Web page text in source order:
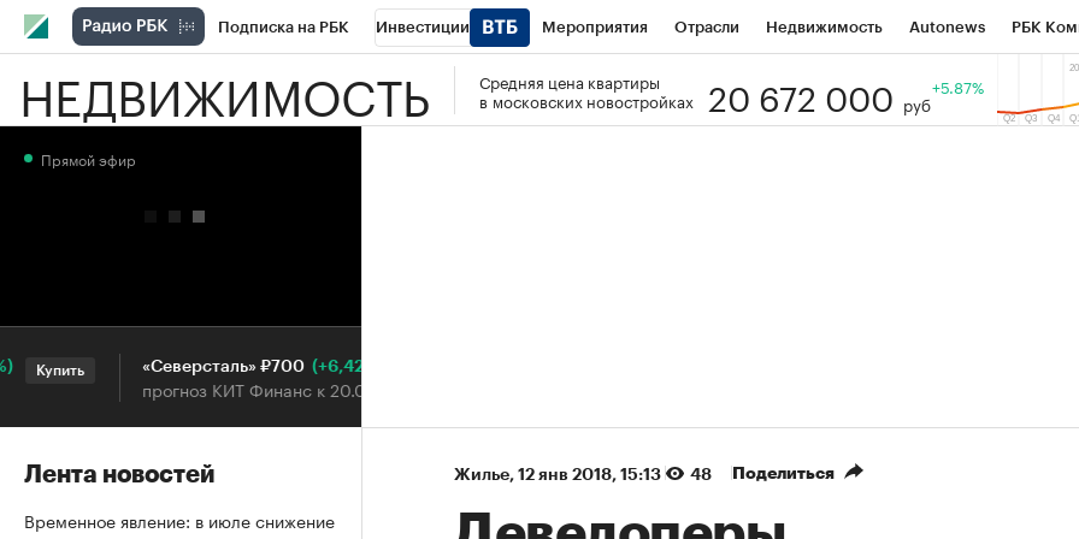
Подписка на РБК Инвестиции Мероприятия Отрасли Недвижимость Autonews РБК
РБК Вино Спорт Школа управления РБК РБК Образование Тренды
НЕДВИЖИМОСТЬ
Средняя цена квартиры
в московских новостройках
20 672 000 руб
+5.87%
Жилье⁠, 12 янв 2018, 15:13 48 Поделиться
Прямой эфир
Купить «Северсталь» ₽700 (+6,42%)
прогноз КИТ Финанс к 20.07.27
Лента новостей
Временное явление: в июле снижение